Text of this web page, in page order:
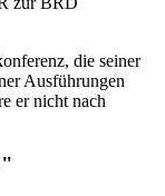
die seiner
Ausführungen
er nicht nach